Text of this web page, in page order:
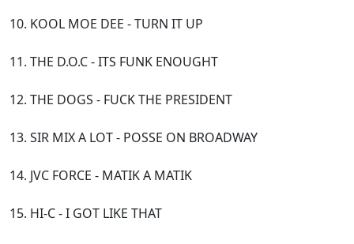
10. KOOL MOE DEE - TURN IT UP
11. THE D.O.C - ITS FUNK ENOUGHT
12. THE DOGS - FUCK THE PRESIDENT
13. SIR MIX A LOT - POSSE ON BROADWAY
14. JVC FORCE - MATIK A MATIK
15. HI-C - I GOT LIKE THAT